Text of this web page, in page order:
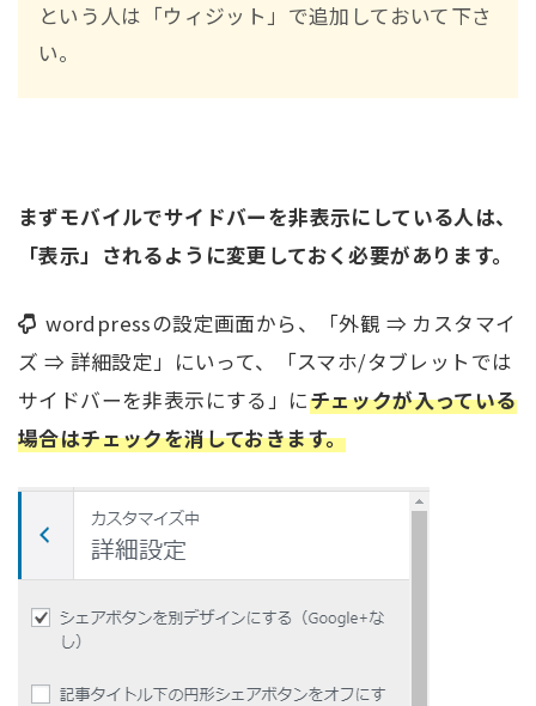
という人は「ウィジット」で追加しておいて下さ
い。
まずモバイルでサイドバーを非表示にしている人は、
「表示」されるように変更しておく必要があります。
wordpressの設定画面から、「外観 ⇒ カスタマイ
ズ ⇒ 詳細設定」にいって、「スマホ/タブレットでは
サイドバーを非表示にする」にチェックが入っている
場合はチェックを消しておきます。